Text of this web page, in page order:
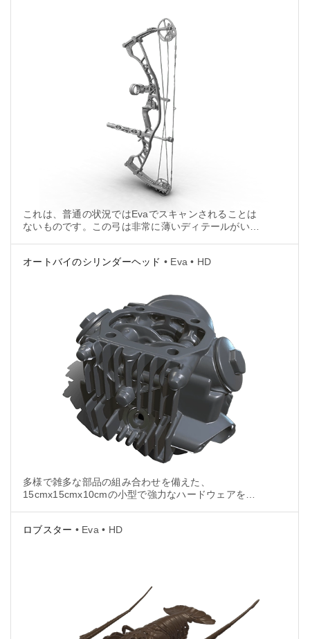
これは、普通の状況ではEvaでスキャンされることは
ないものです。この弓は非常に薄いディテールがいく
オートバイのシリンダーヘッド • Eva • HD
多様で雑多な部品の組み合わせを備えた、
15cmx15cmx10cmの小型で強力なハードウェアを効
す。
ロブスター • Eva • HD